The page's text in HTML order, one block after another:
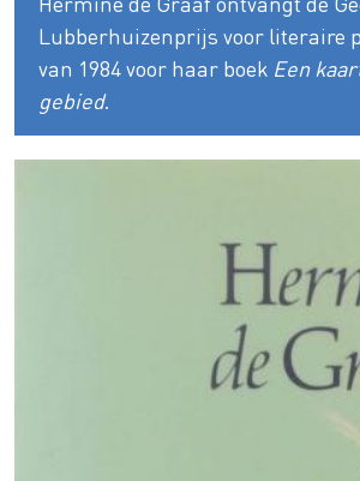
Lubberhuizenprijs voor literaire
van 1984 voor haar boek Een
gebied.